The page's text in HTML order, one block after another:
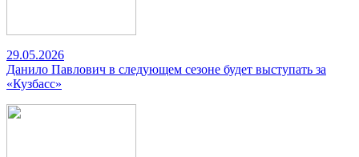
29.05.2026
Данило Павлович в следующем сезоне будет выступать за
«Кузбасс»